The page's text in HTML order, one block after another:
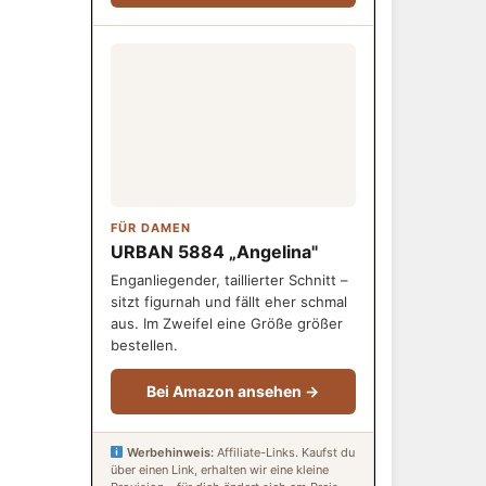
FÜR DAMEN
URBAN 5884 „Angelina"
Enganliegender, taillierter Schnitt –
sitzt figurnah und fällt eher schmal
aus. Im Zweifel eine Größe größer
bestellen.
Bei Amazon ansehen →
Werbehinweis: Affiliate-Links. Kaufst du
über einen Link, erhalten wir eine kleine